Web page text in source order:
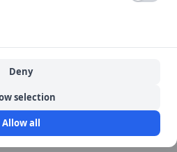
06Deny
selection
Allow all